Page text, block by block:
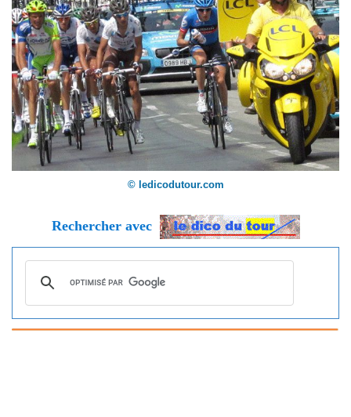
© ledicodutour.com
Rechercher avec